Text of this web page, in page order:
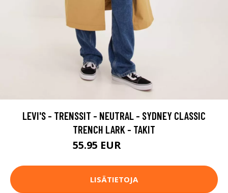
LEVI'S - TRENSSIT - NEUTRAL - SYDNEY CLASSIC
TRENCH LARK - TAKIT
55.95 EUR
LISÄTIETOJA